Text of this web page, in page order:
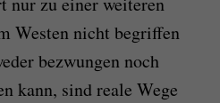
Westen nicht begriffen
bezwungen noch
kann, sind reale Wege